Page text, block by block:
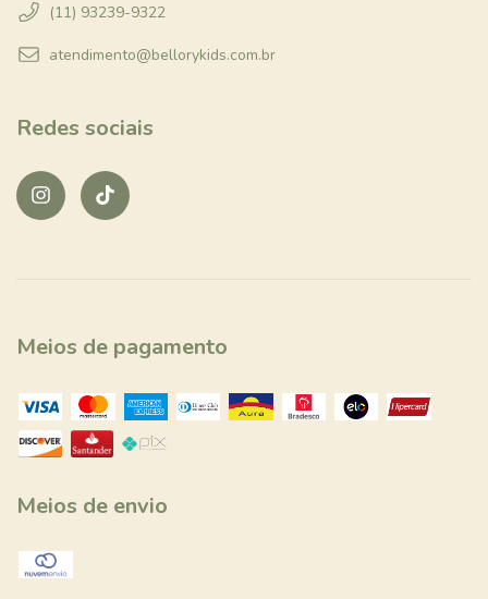
(11) 93239-9322
atendimento@bellorykids.com.br
Redes sociais
Meios de pagamento
Meios de envio